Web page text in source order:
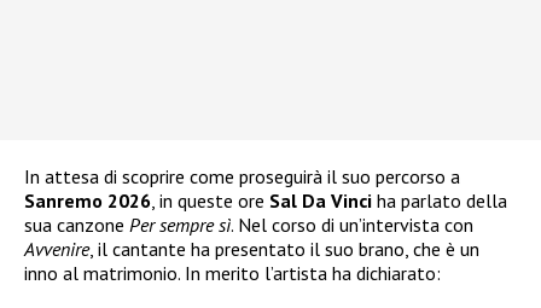
In attesa di scoprire come proseguirà il suo percorso a
Sanremo 2026, in queste ore Sal Da Vinci ha parlato della
sua canzone Per sempre sì. Nel corso di un’intervista con
Avvenire, il cantante ha presentato il suo brano, che è un
inno al matrimonio. In merito l’artista ha dichiarato: